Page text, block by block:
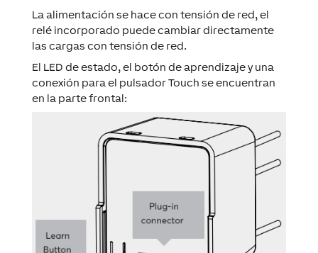
La alimentación se hace con tensión de red, el
relé incorporado puede cambiar directamente
las cargas con tensión de red.
El LED de estado, el botón de aprendizaje y una
conexión para el pulsador Touch se encuentran
en la parte frontal: